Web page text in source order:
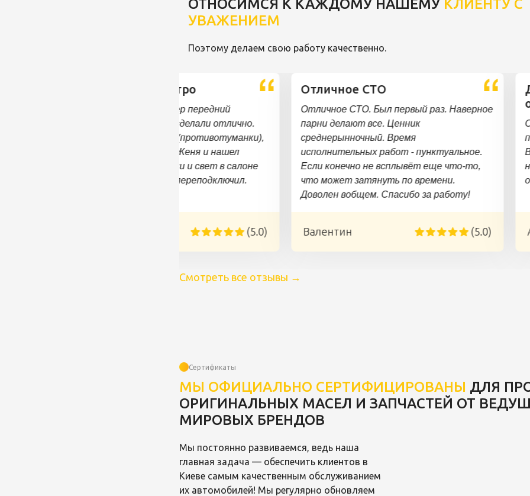
ОТНОСИМСЯ К КАЖДОМУ НАШЕМУ КЛИЕНТУ С
УВАЖЕНИЕМ
Поэтому делаем свою работу качественно.
Сделали все быстро
Заезжал на сто, бампер передний
отреставрировали и сделали отлично.
Провели в салон свет (противотуманки),
отличный электрик - Женя и нашел
утечку электроэнергии и свет в салоне
починил и магнитолу переподключил.
(5.0)
Отличное СТО
Отличное СТО. Был первый раз. Наверное
парни делают все. Ценник
среднерынночный. Время
исполнительных работ - пунктуальное.
Если конечно не всплывёт еще что-то,
что может затянуть по времени.
Доволен вобщем. Спасибо за работу!
Валентин (5.0)
Смотреть все отзывы →
Сертификаты
МЫ ОФИЦИАЛЬНО СЕРТИФИЦИРОВАНЫ ДЛЯ
ОРИГИНАЛЬНЫХ МАСЕЛ И ЗАПЧАСТЕЙ ОТ
МИРОВЫХ БРЕНДОВ
Мы постоянно развиваемся, ведь наша
главная задача — обеспечить клиентов в
Киеве самым качественным обслуживанием
их автомобилей! Мы регулярно обновляем